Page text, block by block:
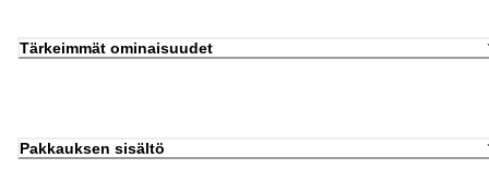
Tärkeimmät ominaisuudet
Pakkauksen sisältö